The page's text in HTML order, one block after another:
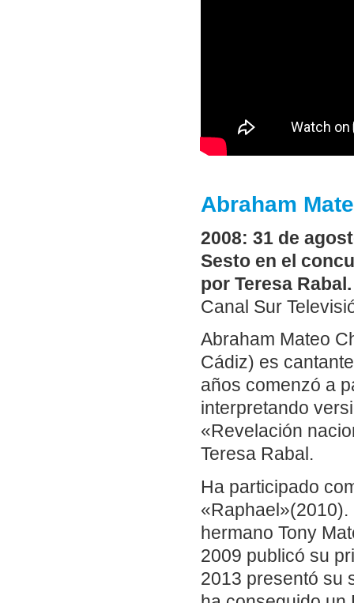
Abraham
2008: 31 de
Sesto en el
por Teresa Rabal.
Canal Sur
Abraham Mateo
Cádiz) es
años comenzó a
interpretando
«Revelación
Teresa Rabal.
Ha participado
hermano Tony
2009 publicó su
2013 presentó su